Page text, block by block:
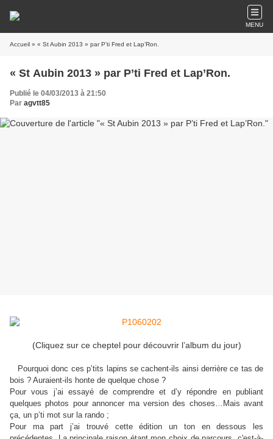
MENU
Accueil » « St Aubin 2013 » par P’ti Fred et Lap’Ron.
« St Aubin 2013 » par P’ti Fred et Lap’Ron.
Publié le 04/03/2013 à 21:50
Par agvtt85
(Cliquez sur ce cheptel pour découvrir l’album du jour)
Pourquoi donc ces p’tits lapins se cachent-ils ainsi derrière ce tas de
bois ? Auraient-ils honte de quelque chose ?
Pour vous j’ai essayé de comprendre et d’y répondre en publiant
quelques photos pour annoncer ma version des choses…Mais avant
ça, un p’ti mot sur la rando ;
Pour ma part j’ai trouvé cette édition un ton en dessous les